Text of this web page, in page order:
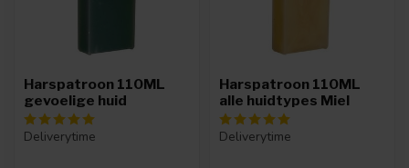
Harspatroon 110ML
gevoelige huid
Deliverytime
Harspatroon 110ML
alle huidtypes Miel
Deliverytime